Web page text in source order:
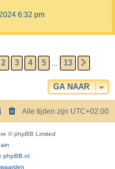
6:32 pm
VAN 13
2 3 4 5 13
GA NAAR
Alle tijden zijn UTC+02:00
© phpBB Limited
phpBB.nl .